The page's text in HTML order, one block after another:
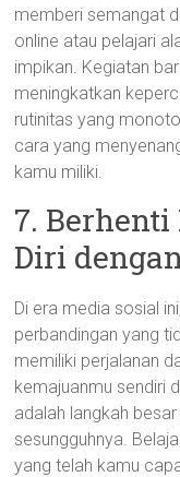
memberi semangat
online atau pelajari
impikan. Kegiatan
meningkatkan
rutinitas yang
cara yang
kamu miliki.
7.
Diri
Di era media sosial
perbandingan yang
memiliki perjalanan
kemajuanmu sendiri
adalah langkah besar
sesungguhnya.
yang telah kamu